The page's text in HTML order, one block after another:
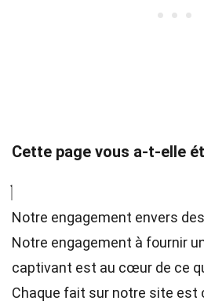
Cette page vous a-t-elle
Notre engagement envers
Notre engagement à fournir
captivant est au cœur de ce
Chaque fait sur notre site est